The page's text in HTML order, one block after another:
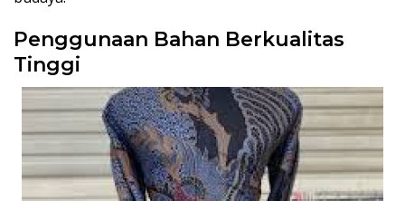
Penggunaan Bahan Berkualitas
Tinggi